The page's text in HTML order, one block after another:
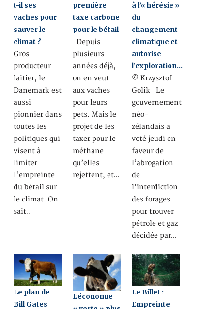
t-il ses
vaches pour
sauver le
climat ?
Gros
producteur
laitier, le
Danemark est
aussi
pionnier dans
toutes les
politiques qui
visent à
limiter
l'empreinte
du bétail sur
le climat. On
sait…
première
taxe carbone
pour le bétail
Depuis
plusieurs
années déjà,
on en veut
aux vaches
pour leurs
pets. Mais le
projet de les
taxer pour le
méthane
qu’elles
rejettent, et…
à l’« hérésie »
du
changement
climatique et
autorise
l’exploration…
© Krzysztof
Golik Le
gouvernement
néo-
zélandais a
voté jeudi en
faveur de
l’abrogation
de
l’interdiction
des forages
pour trouver
pétrole et gaz
décidée par…
Le plan de
Bill Gates
L’économie
Le Billet :
Empreinte